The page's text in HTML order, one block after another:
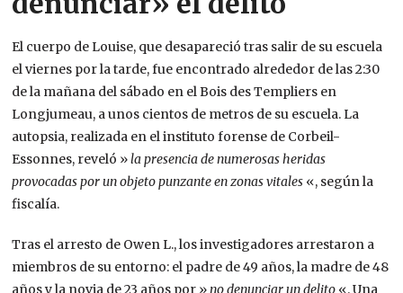
El cuerpo de Louise, que desapareció tras salir de su escuela
el viernes por la tarde, fue encontrado alrededor de las 2:30
de la mañana del sábado en el Bois des Templiers en
Longjumeau, a unos cientos de metros de su escuela. La
autopsia, realizada en el instituto forense de Corbeil-
Essonnes, reveló »la presencia de numerosas heridas
provocadas por un objeto punzante en zonas vitales «, según la
fiscalía.
Tras el arresto de Owen L., los investigadores arrestaron a
miembros de su entorno: el padre de 49 años, la madre de 48